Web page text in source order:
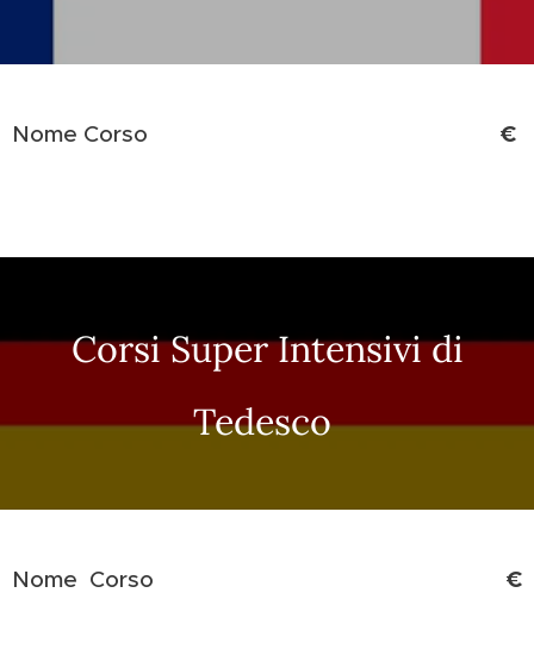
Nome Corso €
Corsi Super Intensivi di
Tedesco
Nome Corso €